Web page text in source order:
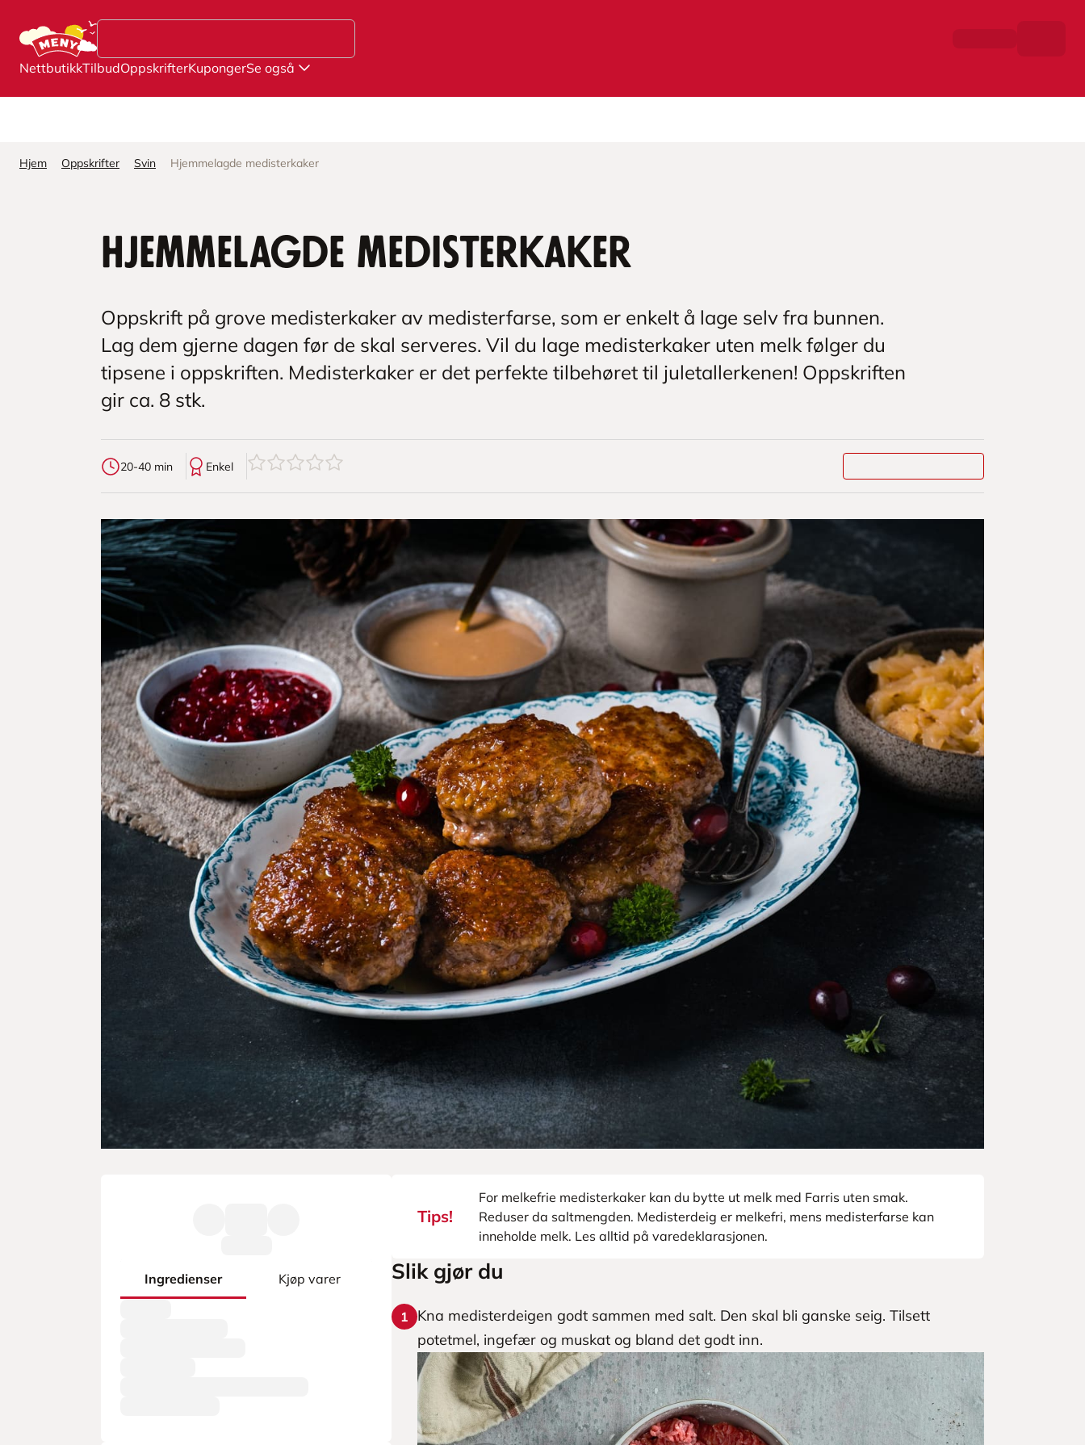
NettbutikkTilbudOppskrifterKupongerSe også
Hjem Oppskrifter Svin Hjemmelagde medisterkaker
Hjemmelagde medisterkaker
Oppskrift på grove medisterkaker av medisterfarse, som er enkelt å lage selv fra bunnen.
Lag dem gjerne dagen før de skal serveres. Vil du lage medisterkaker uten melk følger du
tipsene i oppskriften. Medisterkaker er det perfekte tilbehøret til juletallerkenen! Oppskriften
gir ca. 8 stk.
20-40 min Enkel 0av5stjerner
Ingredienser Kjøp varer
Tips!
For melkefrie medisterkaker kan du bytte ut melk med Farris uten smak.
Reduser da saltmengden. Medisterdeig er melkefri, mens medisterfarse kan
inneholde melk. Les alltid på varedeklarasjonen.
Slik gjør du
1
Kna medisterdeigen godt sammen med salt. Den skal bli ganske seig. Tilsett
potetmel, ingefær og muskat og bland det godt inn.